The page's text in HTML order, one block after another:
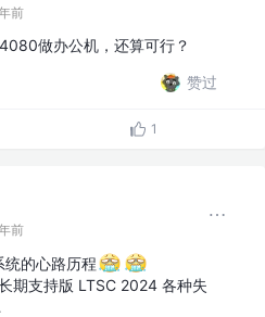
前
做办公机，还算可行？
赞过
1
前
的心路历程
期支持版 LTSC 2024 各种失